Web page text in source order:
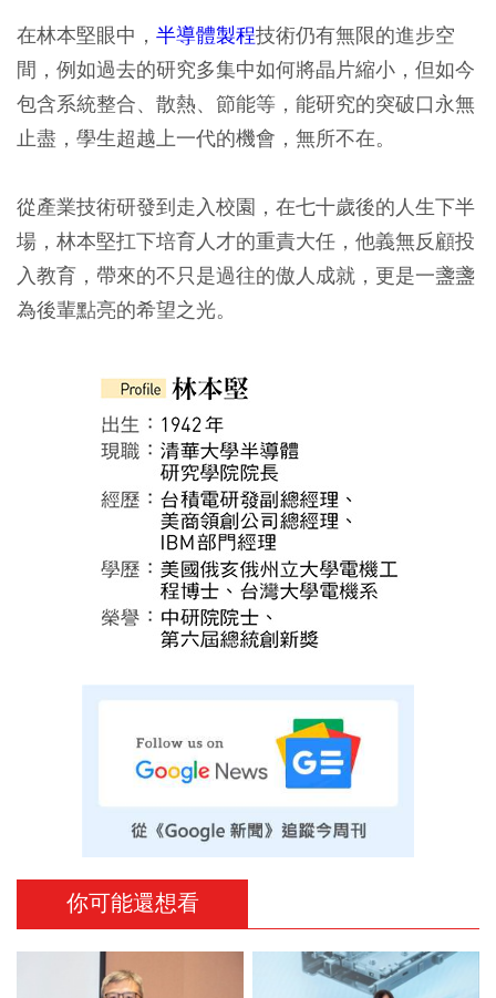
在林本堅眼中， 半導體製程技術仍有無限的進步空
間，例如過去的研究多集中如何將晶片縮小，但如今
包含系統整合、散熱、節能等，能研究的突破口永無
止盡，學生超越上一代的機會，無所不在。
從產業技術研發到走入校園，在七十歲後的人生下半
場，林本堅扛下培育人才的重責大任，他義無反顧投
入教育，帶來的不只是過往的傲人成就，更是一盞盞
為後輩點亮的希望之光。
你可能還想看